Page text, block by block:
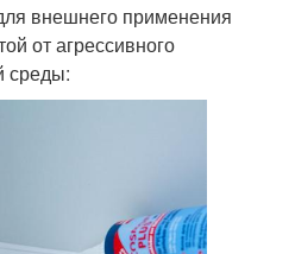
внешнего применения
от агрессивного
среды: